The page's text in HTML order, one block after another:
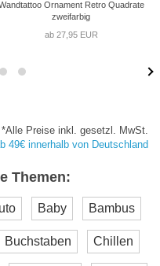
Ornament Retro Quadrate
zweifarbig
ab 27,95 EUR
*Alle Preise inkl. gesetzl. MwSt.
49€ innerhalb von Deutschland
Themen:
Baby Bambus
Buchstaben Chillen